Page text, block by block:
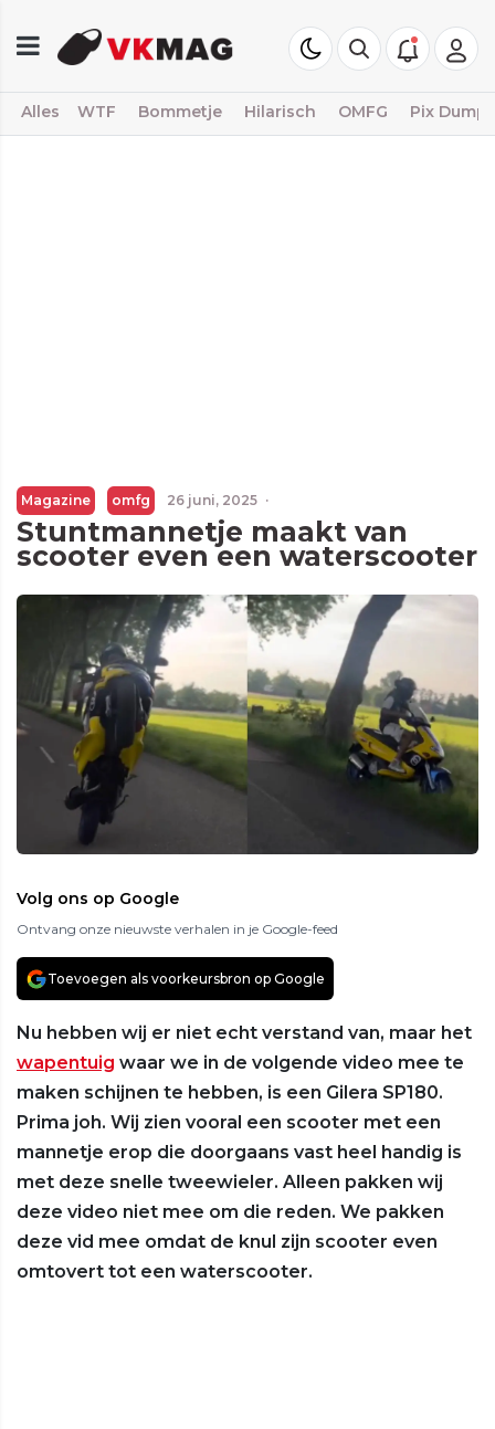
Alles WTF Bommetje Hilarisch OMFG Pix Dump
Magazine omfg 26 juni, 2025 ·
Stuntmannetje maakt van
scooter even een waterscooter
Volg ons op Google
Ontvang onze nieuwste verhalen in je Google-feed
Toevoegen als voorkeursbron op Google
Nu hebben wij er niet echt verstand van, maar het
wapentuig waar we in de volgende video mee te
maken schijnen te hebben, is een Gilera SP180.
Prima joh. Wij zien vooral een scooter met een
mannetje erop die doorgaans vast heel handig is
met deze snelle tweewieler. Alleen pakken wij
deze video niet mee om die reden. We pakken
deze vid mee omdat de knul zijn scooter even
omtovert tot een waterscooter.